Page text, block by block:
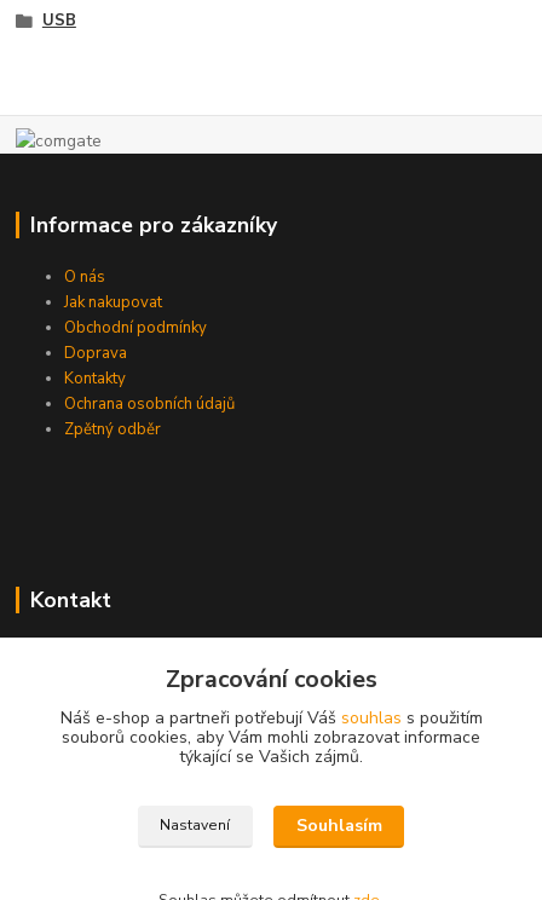
USB
Informace pro zákazníky
O nás
Jak nakupovat
Obchodní podmínky
Doprava
Kontakty
Ochrana osobních údajů
Zpětný odběr
Kontakt
Zpracování cookies
Náš e-shop a partneři potřebují Váš souhlas s použitím
souborů cookies, aby Vám mohli zobrazovat informace
týkající se Vašich zájmů.
Nastavení Souhlasím